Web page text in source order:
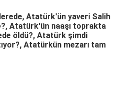
Atatürk'ün yaveri Salih
Atatürk'ün naaşı toprakta
öldü?, Atatürk şimdi
Atatürkün mezarı tam